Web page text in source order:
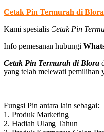
Cetak Pin Termurah di Blora
Kami spesialis Cetak Pin
Info pemesanan hubungi
Cetak Pin Termurah di Blora
yang telah melewati pemilihan
Fungsi Pin antara lain sebagai:
1. Produk Marketing
2. Hadiah Ulang Tahun